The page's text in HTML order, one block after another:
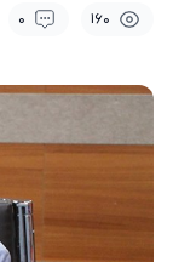
160
0